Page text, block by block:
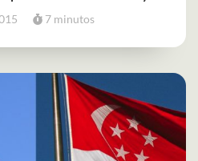
7 minutos